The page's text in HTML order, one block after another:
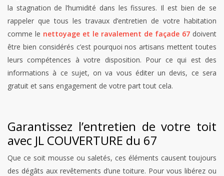
la stagnation de l’humidité dans les fissures. Il est bien de se
rappeler que tous les travaux d’entretien de votre habitation
comme le nettoyage et le ravalement de façade 67 doivent
être bien considérés c’est pourquoi nos artisans mettent toutes
leurs compétences à votre disposition. Pour ce qui est des
informations à ce sujet, on va vous éditer un devis, ce sera
gratuit et sans engagement de votre part tout cela.
Garantissez l’entretien de votre toit
avec JL COUVERTURE du 67
Que ce soit mousse ou saletés, ces éléments causent toujours
des dégâts aux revêtements d’une toiture. Pour vous libérez ou